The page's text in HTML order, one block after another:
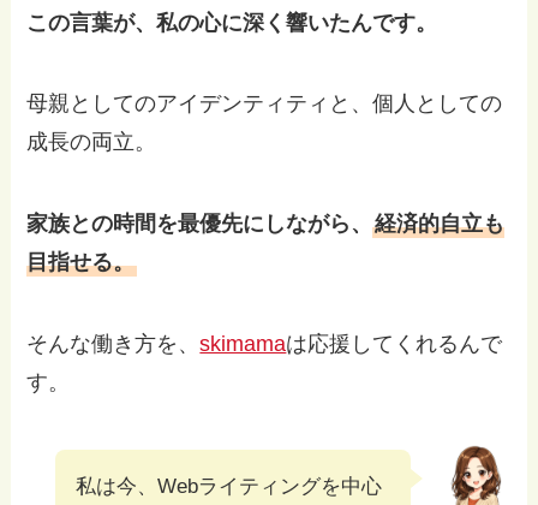
この言葉が、私の心に深く響いたんです。
母親としてのアイデンティティと、個人としての
成長の両立。
家族との時間を最優先にしながら、経済的自立も
目指せる。
そんな働き方を、skimamaは応援してくれるんで
す。
私は今、Webライティングを中心